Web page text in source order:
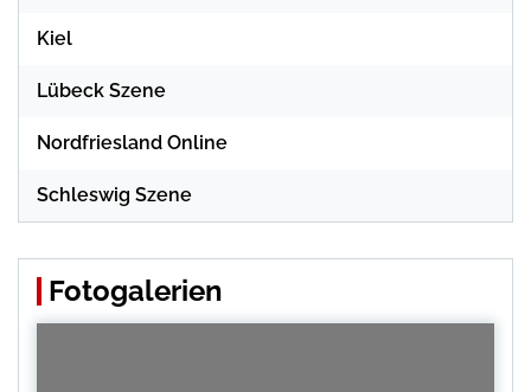
Kiel
Lübeck Szene
Nordfriesland Online
Schleswig Szene
Fotogalerien